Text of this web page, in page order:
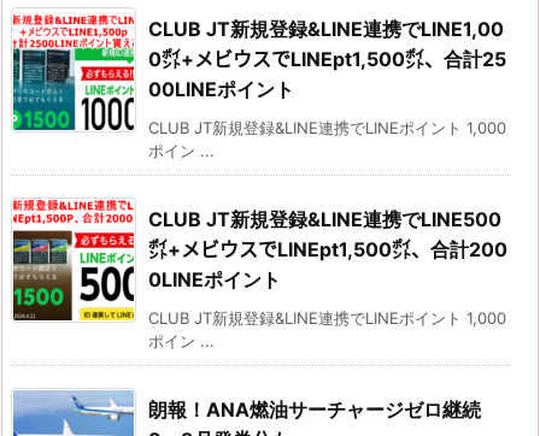
CLUB JT新規登録&LINE連携でLINE1,00
0㌽+メビウスでLINEpt1,500㌽、合計25
00LINEポイント
CLUB JT新規登録&LINE連携でLINEポイント 1,000
ポイン ...
CLUB JT新規登録&LINE連携でLINE500
㌽+メビウスでLINEpt1,500㌽、合計200
0LINEポイント
CLUB JT新規登録&LINE連携でLINEポイント 1,000
ポイン ...
朗報！ANA燃油サーチャージゼロ継続